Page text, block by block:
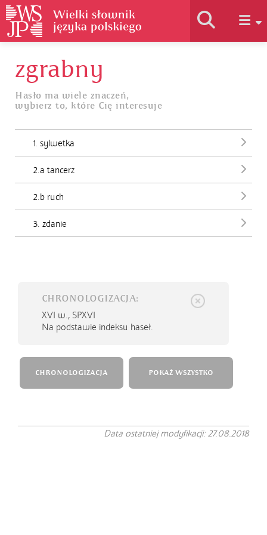
Historia słownika
Jak korzystać
zgrabny
Hasło ma wiele znaczeń,
wybierz to, które Cię interesuje
1. sylwetka
2.a tancerz
2.b ruch
3. zdanie
CHRONOLOGIZACJA:
XVI w., SPXVI
Na podstawie indeksu haseł.
CHRONOLOGIZACJA POKAŻ WSZYSTKO
Data ostatniej modyfikacji: 27.08.2018